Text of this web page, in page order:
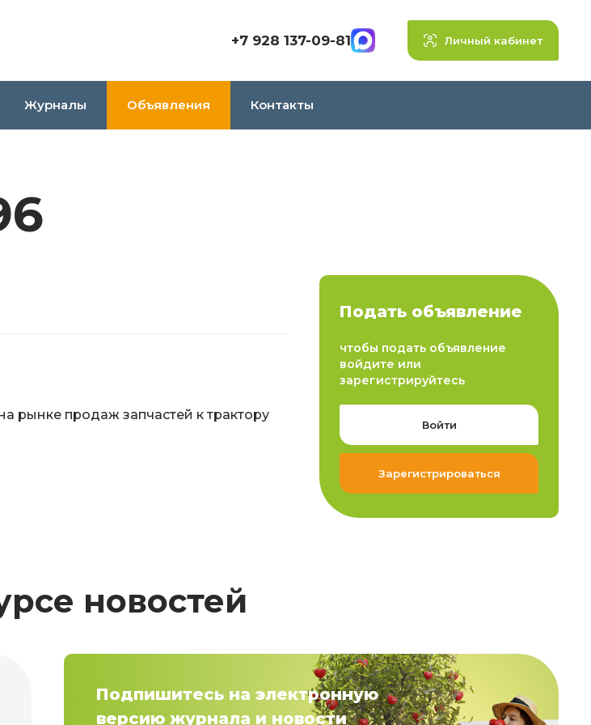
+7 928 137-09-81 Личный кабинет
Журналы Объявления Контакты
Подать объявление
чтобы подать объявление
войдите или
зарегистрируйтесь
Войти
Зарегистрироваться
рынке продаж запчастей к трактору
новостей
Подпишитесь на электронную
версию журнала и новости